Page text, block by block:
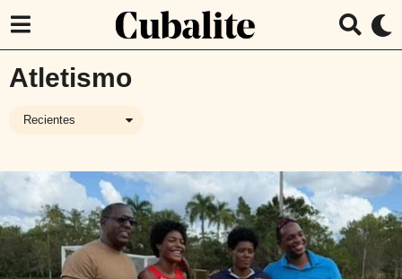
Atletismo
Recientes